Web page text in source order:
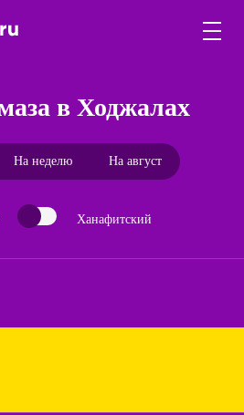
в Ходжалах
На неделю На август
Ханафитский